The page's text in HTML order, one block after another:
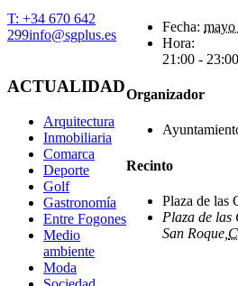
Fecha:
Hora:
21:00 - 23:00
Organizador
Recinto
Plaza de las
Plaza de las
San Roque
T: +34 670 642
299info@sgplus.es
ACTUALIDAD
Arquitectura
Inmobiliaria
Comarca
Deporte
Golf
Gastronomía
Entre Fogones
Medio
ambiente
Moda